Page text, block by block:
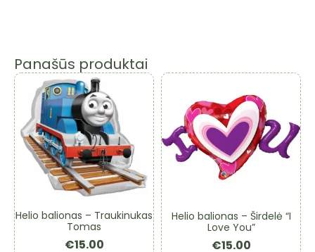
Panašūs produktai
Helio balionas – Traukinukas
Tomas
€15.00
Helio balionas – Širdelė “I
Love You”
€15.00